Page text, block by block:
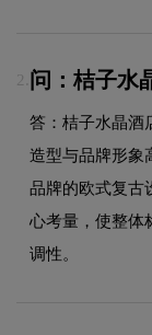
2. 问：桔子水
答：桔子水晶酒
造型与品牌形象
品牌的欧式复古
心考量，使整体
调性。